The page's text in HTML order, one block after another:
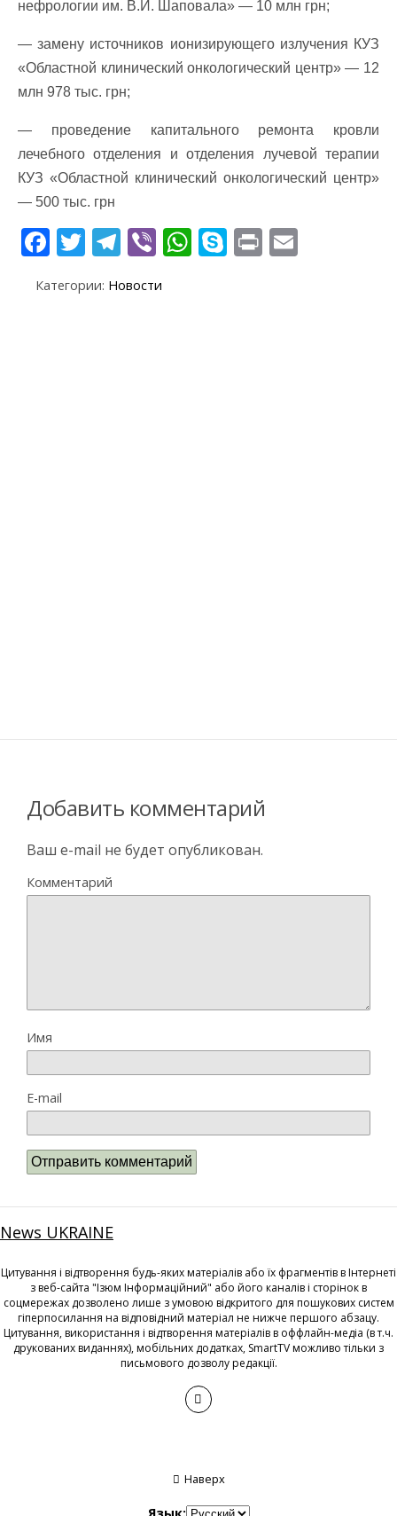
нефрологии им. В.И. Шаповала» — 10 млн грн;
— замену источников ионизирующего излучения КУЗ
«Областной клинический онкологический центр» — 12
млн 978 тыс. грн;
— проведение капитального ремонта кровли
лечебного отделения и отделения лучевой терапии
КУЗ «Областной клинический онкологический центр»
— 500 тыс. грн
F
e
T
itt
T
e
Vi
er
W S Pr
Категории: Новости
Добавить комментарий
Ваш e-mail не будет опубликован.
Комментарий
Имя
E-mail
News UKRAINE
Цитування і відтворення будь-яких матеріалів або їх фрагментів в Інтернеті
з веб-сайта "Ізюм Інформаційний" або його каналів і сторінок в
соцмережах дозволено лише з умовою відкритого для пошукових систем
гіперпосилання на відповідний матеріал не нижче першого абзацу.
Цитування, використання і відтворення матеріалів в оффлайн-медіа (в т.ч.
друкованих виданнях), мобільних додатках, SmartTV можливо тільки з
письмового дозволу редакції.
Наверх
Язык: